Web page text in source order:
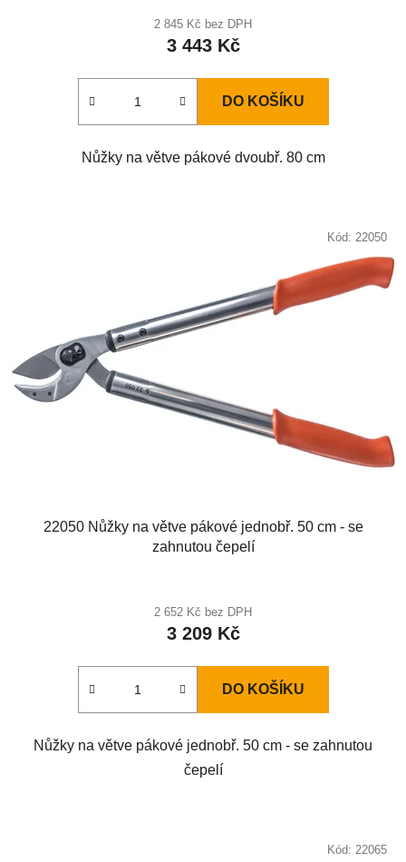
2 845 Kč bez DPH
3 443 Kč
DO KOŠÍKU
Nůžky na větve pákové dvoubř. 80 cm
22050 Nůžky na větve pákové jednobř. 50 cm - se
zahnutou čepelí
2 652 Kč bez DPH
3 209 Kč
DO KOŠÍKU
Nůžky na větve pákové jednobř. 50 cm - se zahnutou
čepelí
Kód: 22050
Kód: 22065